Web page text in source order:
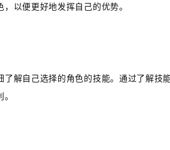
以便更好地发挥自己的优势。
解自己选择的角色的技能。通过了解技